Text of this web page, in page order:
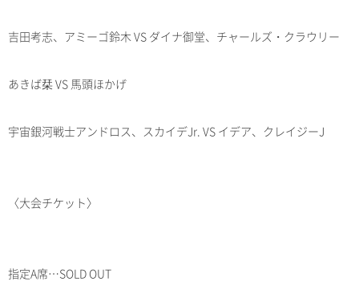
吉田考志、アミーゴ鈴木 VS ダイナ御堂、チャールズ・クラウリー
あきば栞 VS 馬頭ほかげ
宇宙銀河戦士アンドロス、スカイデJr. VS イデア、クレイジーJ
〈大会チケット〉
指定A席…SOLD OUT